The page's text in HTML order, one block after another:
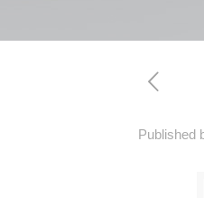
Published